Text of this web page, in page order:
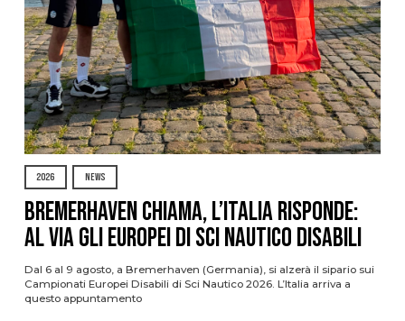
2026 NEWS
Bremerhaven chiama, l’Italia risponde:
al via gli Europei di Sci Nautico Disabili
Dal 6 al 9 agosto, a Bremerhaven (Germania), si alzerà il sipario sui
Campionati Europei Disabili di Sci Nautico 2026. L’Italia arriva a
questo appuntamento